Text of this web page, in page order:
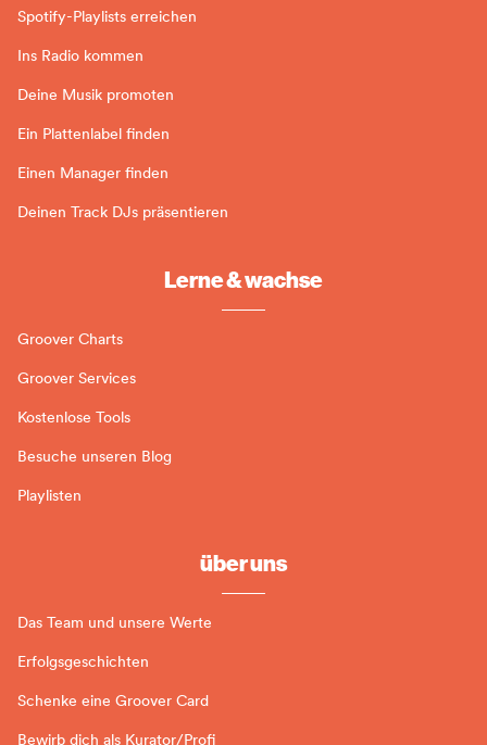
Spotify-Playlists erreichen
Ins Radio kommen
Deine Musik promoten
Ein Plattenlabel finden
Einen Manager finden
Deinen Track DJs präsentieren
Lerne & wachse
Groover Charts
Groover Services
Kostenlose Tools
Besuche unseren Blog
Playlisten
über uns
Das Team und unsere Werte
Erfolgsgeschichten
Schenke eine Groover Card
Bewirb dich als Kurator/Profi